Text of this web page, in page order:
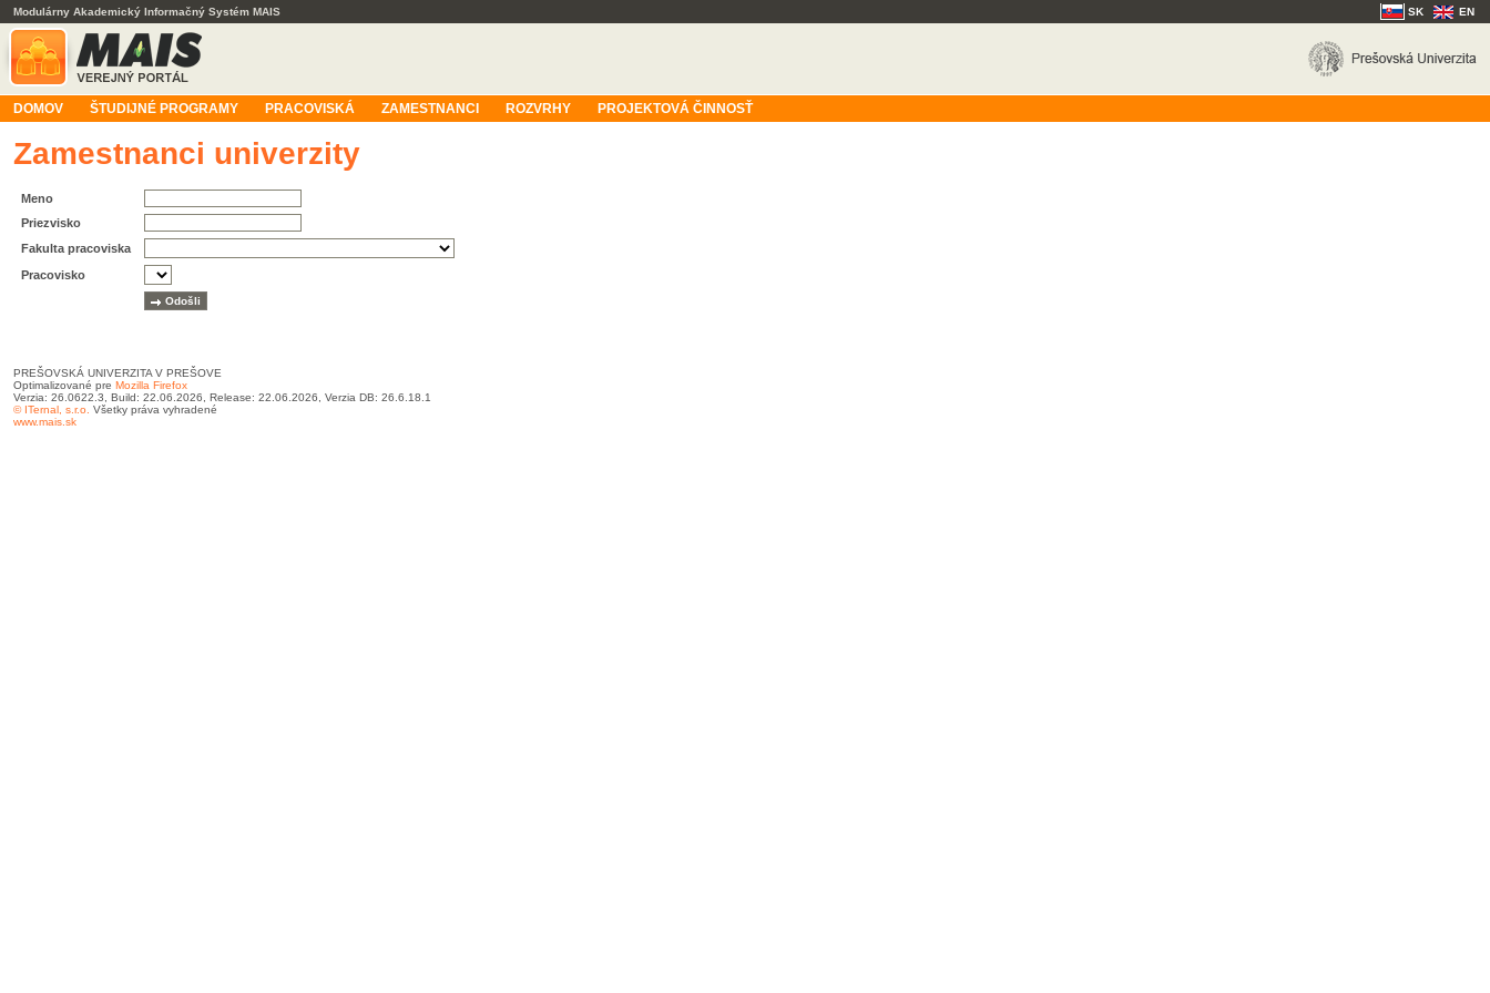
Modulárny Akademický Informačný Systém MAIS SK EN
DOMOV ŠTUDIJNÉ PROGRAMY PRACOVISKÁ ZAMESTNANCI ROZVRHY PROJEKTOVÁ ČINNOSŤ
Zamestnanci univerzity
Meno
Priezvisko
Fakulta pracoviska
Pracovisko
PREŠOVSKÁ UNIVERZITA V PREŠOVE
Optimalizované pre Mozilla Firefox
Verzia: 26.0622.3, Build: 22.06.2026, Release: 22.06.2026, Verzia DB: 26.6.18.1
© ITernal, s.r.o. Všetky práva vyhradené
www.mais.sk